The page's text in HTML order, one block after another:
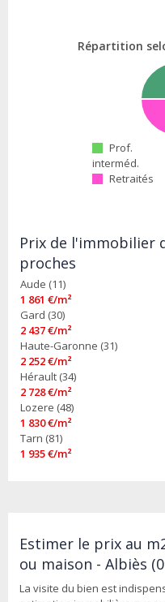
Répartition
Prof.
interméd.
Retraités
Prix de l'immobilier
proches
Aude (11)
1 861 €/m²
Gard (30)
2 437 €/m²
Haute-Garonne (31)
2 252 €/m²
Hérault (34)
2 728 €/m²
Lozere (48)
1 830 €/m²
Tarn (81)
1 935 €/m²
Estimer le prix au
ou maison - Albiès
La visite du bien est